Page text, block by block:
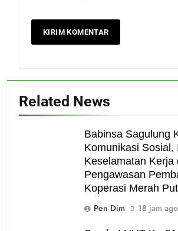
Related News
Babinsa Sagulung
Komunikasi Sosial,
Keselamatan Kerja
Pengawasan
Koperasi Merah
Pen Dim
18 jam ago